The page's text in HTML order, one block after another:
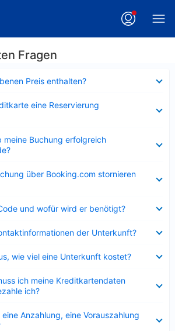
Fragen
Preis enthalten?
eine Reservierung
meine Buchung erfolgreich
über Booking.com stornieren
und wofür wird er benötigt?
der Unterkunft?
wie viel eine Unterkunft kostet?
ich meine Kreditkartendaten
ich?
Anzahlung, eine Vorauszahlung